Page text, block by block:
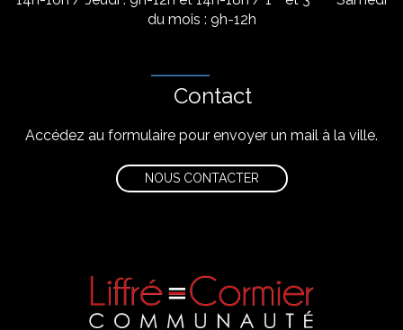
du mois : 9h-12h
Contact
Accédez au formulaire pour envoyer un mail à la ville.
NOUS CONTACTER